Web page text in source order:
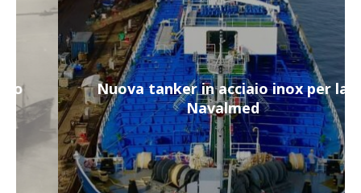
Nuova tanker in acciaio inox per la
Navalmed